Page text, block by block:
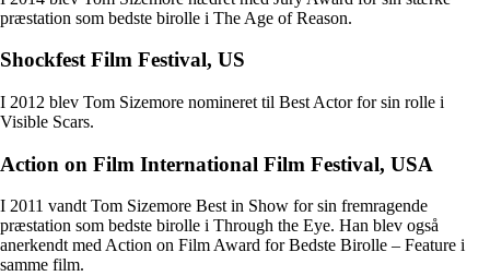
præstation som bedste birolle i The Age of Reason.
Shockfest Film Festival, US
I 2012 blev Tom Sizemore nomineret til Best Actor for sin rolle i
Visible Scars.
Action on Film International Film Festival, USA
I 2011 vandt Tom Sizemore Best in Show for sin fremragende
præstation som bedste birolle i Through the Eye. Han blev også
anerkendt med Action on Film Award for Bedste Birolle – Feature i
samme film.